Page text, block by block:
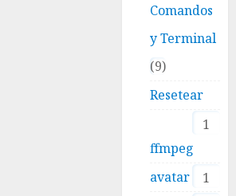
Comandos
y Terminal
9
Resetear
1
ffmpeg
1
avatar